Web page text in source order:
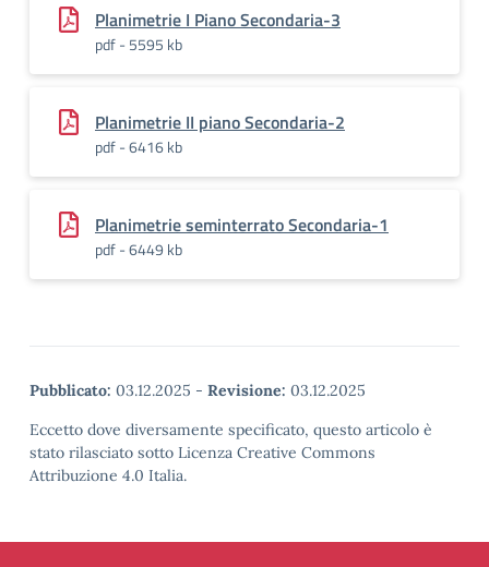
Planimetrie I Piano Secondaria-3
pdf - 5595 kb
Planimetrie II piano Secondaria-2
pdf - 6416 kb
Planimetrie seminterrato Secondaria-1
pdf - 6449 kb
Pubblicato: 03.12.2025 - Revisione: 03.12.2025
Eccetto dove diversamente specificato, questo articolo è
stato rilasciato sotto Licenza Creative Commons
Attribuzione 4.0 Italia.